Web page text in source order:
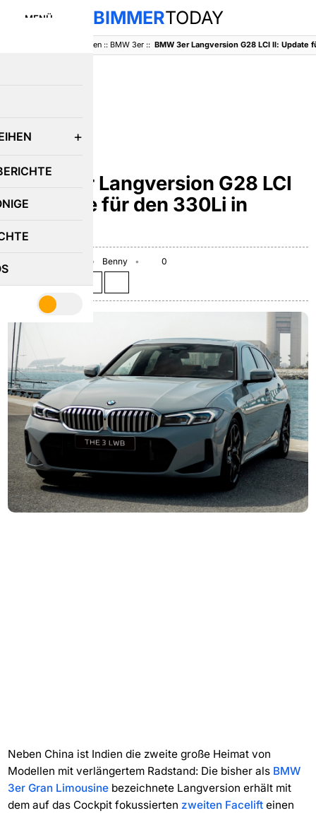
MENÜ BIMMERTODAY
Baureihen:: BMW 3er::
BMW 3er Langversion G28 LCI
II: Update für den 330Li in
Indien
Benny
0
Neben China ist Indien die zweite große Heimat von
Modellen mit verlängertem Radstand: Die bisher als BMW
3er Gran Limousinebezeichnete Langversion erhält mit
dem auf das Cockpit fokussierten zweiten Facelifteinen